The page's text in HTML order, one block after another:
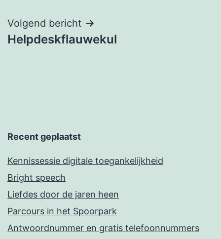
Volgend bericht
Helpdeskflauwekul
Recent geplaatst
Kennissessie digitale toegankelijkheid
Bright speech
Liefdes door de jaren heen
Parcours in het Spoorpark
Antwoordnummer en gratis telefoonnummers